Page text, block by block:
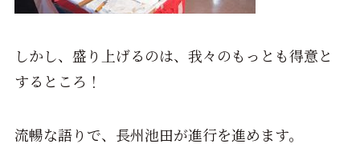
しかし、盛り上げるのは、我々のもっとも得意と
するところ！
流暢な語りで、長州池田が進行を進めます。